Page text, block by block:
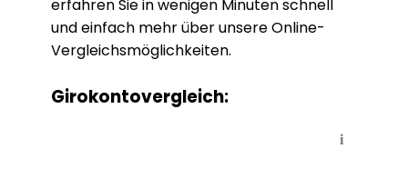
erfahren Sie in wenigen Minuten schnell
und einfach mehr über unsere Online-
Vergleichsmöglichkeiten.
Girokontovergleich:
i